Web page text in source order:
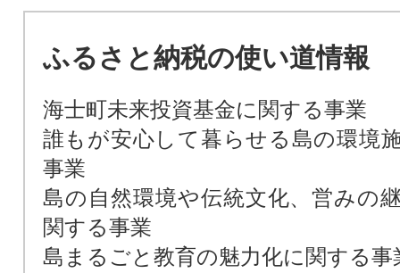
ふるさと納税の使い道情報
海士町未来投資基金に関する事業
誰もが安心して暮らせる島の環境
事業
島の自然環境や伝統文化、営みの
関する事業
島まるごと教育の魅力化に関する事